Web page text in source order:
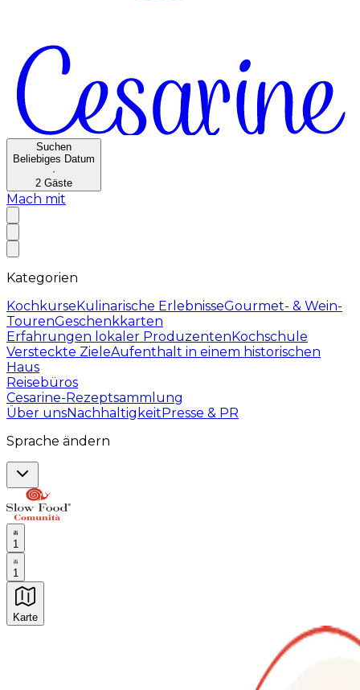
Suchen
Beliebiges Datum
·
2 Gäste
Mach mit
Kategorien
KochkurseKulinarische ErlebnisseGourmet- & Wein-
TourenGeschenkkarten
Erfahrungen lokaler ProduzentenKochschule
Versteckte ZieleAufenthalt in einem historischen
Haus
Reisebüros
Cesarine-Rezeptsammlung
Über unsNachhaltigkeitPresse & PR
Sprache ändern
1
1
Karte
Unvergessliche kulinarische Erlebnisse: